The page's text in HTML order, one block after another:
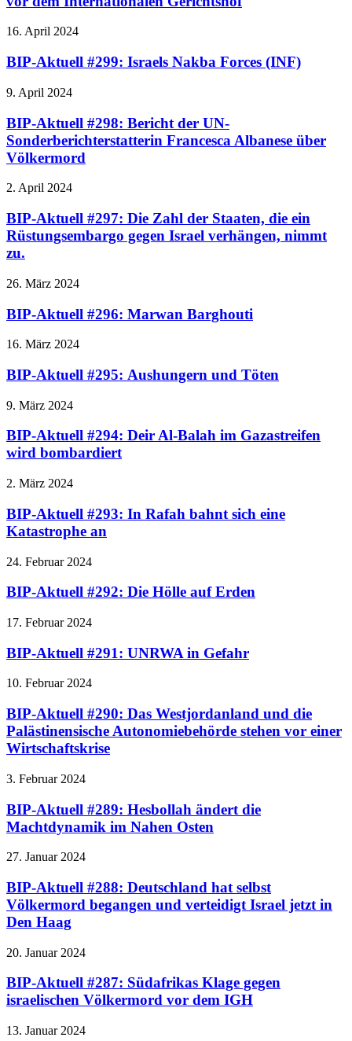
16. April 2024
BIP-Aktuell #299: Israels Nakba Forces (INF)
9. April 2024
BIP-Aktuell #298: Bericht der UN-
Sonderberichterstatterin Francesca Albanese über
Völkermord
2. April 2024
BIP-Aktuell #297: Die Zahl der Staaten, die ein
Rüstungsembargo gegen Israel verhängen, nimmt
zu.
26. März 2024
BIP-Aktuell #296: Marwan Barghouti
16. März 2024
BIP-Aktuell #295: Aushungern und Töten
9. März 2024
BIP-Aktuell #294: Deir Al-Balah im Gazastreifen
wird bombardiert
2. März 2024
BIP-Aktuell #293: In Rafah bahnt sich eine
Katastrophe an
24. Februar 2024
BIP-Aktuell #292: Die Hölle auf Erden
17. Februar 2024
BIP-Aktuell #291: UNRWA in Gefahr
10. Februar 2024
BIP-Aktuell #290: Das Westjordanland und die
Palästinensische Autonomiebehörde stehen vor einer
Wirtschaftskrise
3. Februar 2024
BIP-Aktuell #289: Hesbollah ändert die
Machtdynamik im Nahen Osten
27. Januar 2024
BIP-Aktuell #288: Deutschland hat selbst
Völkermord begangen und verteidigt Israel jetzt in
Den Haag
20. Januar 2024
BIP-Aktuell #287: Südafrikas Klage gegen
israelischen Völkermord vor dem IGH
13. Januar 2024